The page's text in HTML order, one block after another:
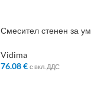
Смесител стенен за
Vidima
76.08€ с вкл. ДДС